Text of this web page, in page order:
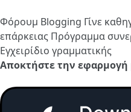
Φόρουμ Blogging Γίνε
επάρκειας Πρόγραμμα
Εγχειρίδιο γραμματικής
Αποκτήστε την εφαρμογή